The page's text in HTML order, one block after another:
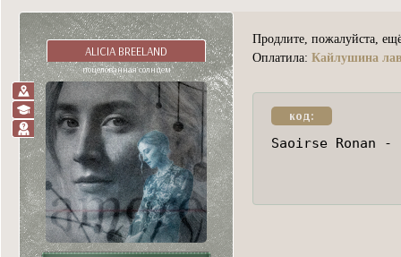
ALICIA BREELAND
поцелованная солнцем
Продлите, пожалуйста,
Оплатила: Кайлушина
код:
Saoirse Ronan